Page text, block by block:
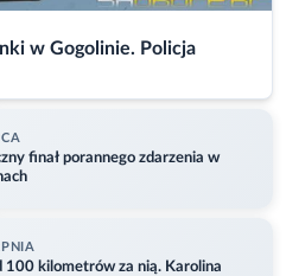
w Gogolinie. Policja
finał porannego zdarzenia w
100 kilometrów za nią. Karolina